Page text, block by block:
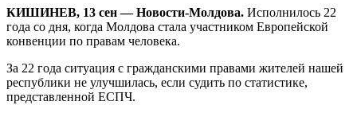
КИШИНЕВ, 13 сен — Новости-Молдова. Исполнилось 22
года со дня, когда Молдова стала участником Европейской
конвенции по правам человека.
За 22 года ситуация с гражданскими правами жителей нашей
республики не улучшилась, если судить по статистике,
представленной ЕСПЧ.